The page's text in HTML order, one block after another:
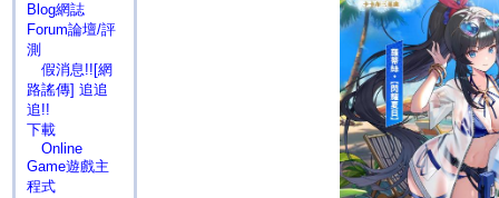
Blog網誌
Forum論壇/評
測
假消息!![網
路謠傳] 追追
追!!
下載
Online
Game遊戲主
程式